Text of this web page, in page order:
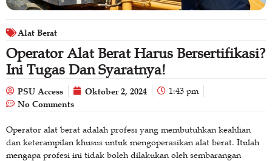
Alat Berat
Operator Alat Berat Harus Bersertifikasi?
Ini Tugas Dan Syaratnya!
PSU Access Oktober 2, 2024 1:43 pm
No Comments
Operator alat berat adalah profesi yang membutuhkan keahlian
dan keterampilan khusus untuk mengoperasikan alat berat. Itulah
mengapa profesi ini tidak boleh dilakukan oleh sembarangan